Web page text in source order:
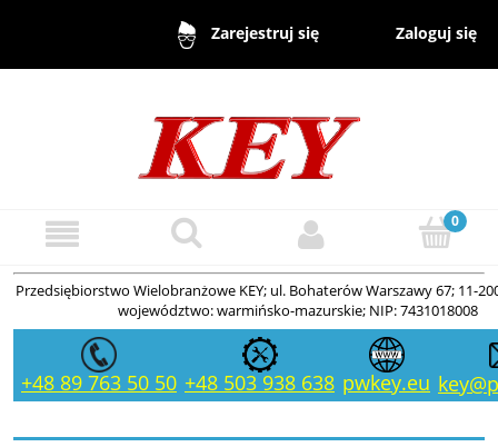
Zarejestruj się Zaloguj się
Przedsiębiorstwo Wielobranżowe KEY; ul. Bohaterów Warszawy 67; 11-
województwo: warmińsko-mazurskie; NIP: 7431018008
+48 89 763 50 50 +48 503 938 638 pwkey.eu